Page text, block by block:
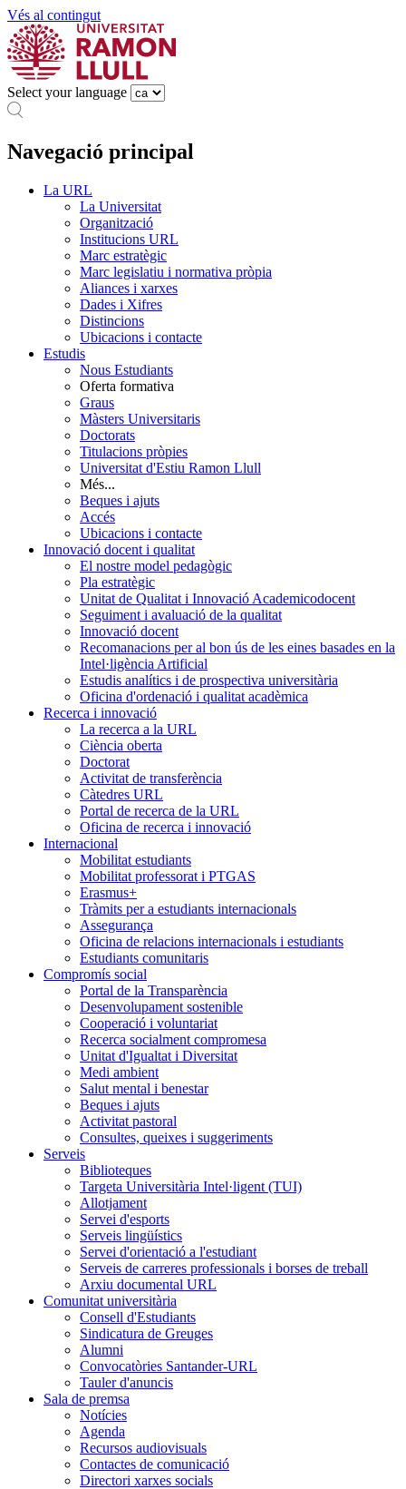
Vés al contingut
Select your language
Navegació principal
La URL
La Universitat
Organització
Institucions URL
Marc estratègic
Marc legislatiu i normativa pròpia
Aliances i xarxes
Dades i Xifres
Distincions
Ubicacions i contacte
Estudis
Nous Estudiants
Oferta formativa
Graus
Màsters Universitaris
Doctorats
Titulacions pròpies
Universitat d'Estiu Ramon Llull
Més...
Beques i ajuts
Accés
Ubicacions i contacte
Innovació docent i qualitat
El nostre model pedagògic
Pla estratègic
Unitat de Qualitat i Innovació Academicodocent
Seguiment i avaluació de la qualitat
Innovació docent
Recomanacions per al bon ús de les eines basades en la
Intel·ligència Artificial
Estudis analítics i de prospectiva universitària
Oficina d'ordenació i qualitat acadèmica
Recerca i innovació
La recerca a la URL
Ciència oberta
Doctorat
Activitat de transferència
Càtedres URL
Portal de recerca de la URL
Oficina de recerca i innovació
Internacional
Mobilitat estudiants
Mobilitat professorat i PTGAS
Erasmus+
Tràmits per a estudiants internacionals
Assegurança
Oficina de relacions internacionals i estudiants
Estudiants comunitaris
Compromís social
Portal de la Transparència
Desenvolupament sostenible
Cooperació i voluntariat
Recerca socialment compromesa
Unitat d'Igualtat i Diversitat
Medi ambient
Salut mental i benestar
Beques i ajuts
Activitat pastoral
Consultes, queixes i suggeriments
Serveis
Biblioteques
Targeta Universitària Intel·ligent (TUI)
Allotjament
Servei d'esports
Serveis lingüístics
Servei d'orientació a l'estudiant
Serveis de carreres professionals i borses de treball
Arxiu documental URL
Comunitat universitària
Consell d'Estudiants
Sindicatura de Greuges
Alumni
Convocatòries Santander-URL
Tauler d'anuncis
Sala de premsa
Notícies
Agenda
Recursos audiovisuals
Contactes de comunicació
Directori xarxes socials